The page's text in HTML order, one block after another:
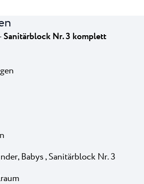
Sanitärblock Nr. 3 komplett
Babys , Sanitärblock Nr. 3